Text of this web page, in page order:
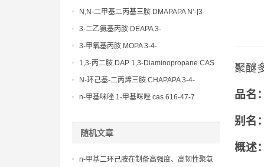
聚醚
品名：
别名：
概述：
Bis(3-aminopropyl)-ethylenediamine CAS
No10563-26-5
N,N-二甲基二丙基三胺 DMAPAPA N’-[3-
(dimethylamino)propyllpropane-1,3-
diamine CAS No10563-29-8
3-二乙氨基丙胺 DEAPA 3-
(Diethylamino)propylamine CAS No 104-
3-甲氧基丙胺 MOPA 3-4-
Methoxypropylamine CAS No 5332-73-0
1,3-丙二胺 DAP 1,3-Diaminopropane CAS
No 109-76-2
N-环己基-二丙烯三胺 CHAPAPA 3-4-
Methoxypropylamine CAS No:5332-73-0
n-甲基咪唑 1-甲基咪唑 cas 616-47-7
随机文章
n-甲基二环己胺在制备高强度、高韧性聚氨